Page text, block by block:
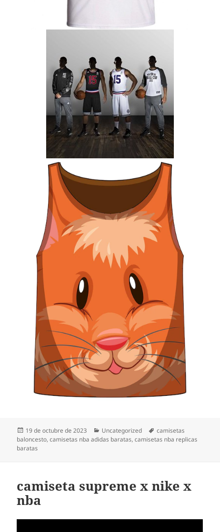
Publicado
el
19 de octubre de 2023 Categorías
Uncategorized Etiquetas
camisetas
baloncesto,camisetas nba adidas baratas,camisetas nba replicas
baratas
camiseta supreme x nike x
nba